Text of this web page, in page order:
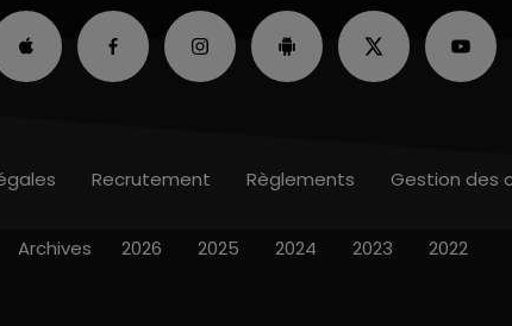
Recrutement Règlements Gestion des
Archives 2026 2025 2024 2023 2022